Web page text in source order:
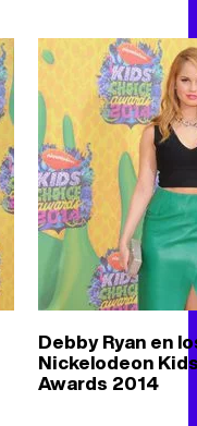
Debby Ryan en
Nickelodeon
Awards 2014